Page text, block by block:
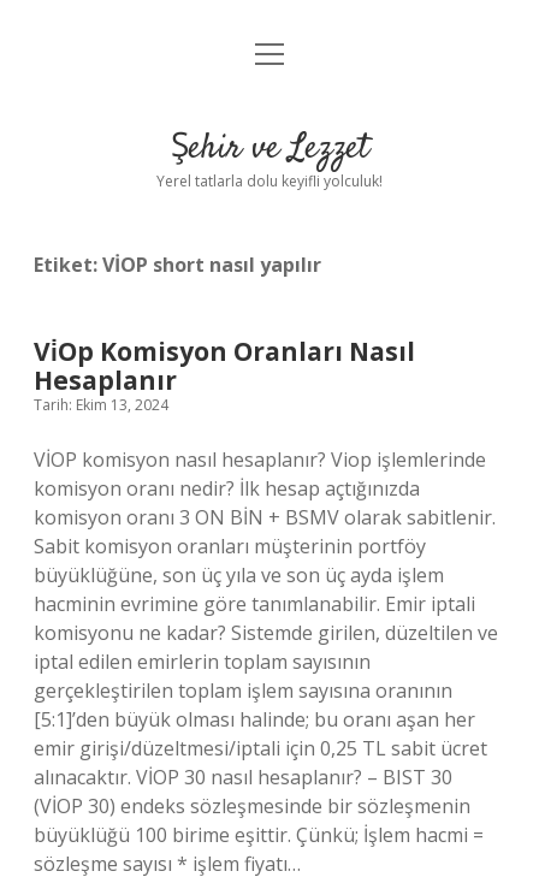
Anasayfa
Yasal Uyarı
menüyü
Şehir ve Lezzet
Yerel tatlarla dolu keyifli yolculuk!
Etiket:VİOP short nasıl yapılır
Vi̇Op Komisyon Oranları Nasıl
Hesaplanır
Tarih: Ekim 13, 2024
VİOP komisyon nasıl hesaplanır? Viop işlemlerinde
komisyon oranı nedir? İlk hesap açtığınızda
komisyon oranı 3 ON BİN + BSMV olarak sabitlenir.
Sabit komisyon oranları müşterinin portföy
büyüklüğüne, son üç yıla ve son üç ayda işlem
hacminin evrimine göre tanımlanabilir. Emir iptali
komisyonu ne kadar? Sistemde girilen, düzeltilen ve
iptal edilen emirlerin toplam sayısının
gerçekleştirilen toplam işlem sayısına oranının
[5:1]’den büyük olması halinde; bu oranı aşan her
emir girişi/düzeltmesi/iptali için 0,25 TL sabit ücret
alınacaktır. VİOP 30 nasıl hesaplanır? – BIST 30
(VİOP 30) endeks sözleşmesinde bir sözleşmenin
büyüklüğü 100 birime eşittir. Çünkü; İşlem hacmi =
sözleşme sayısı * işlem fiyatı…